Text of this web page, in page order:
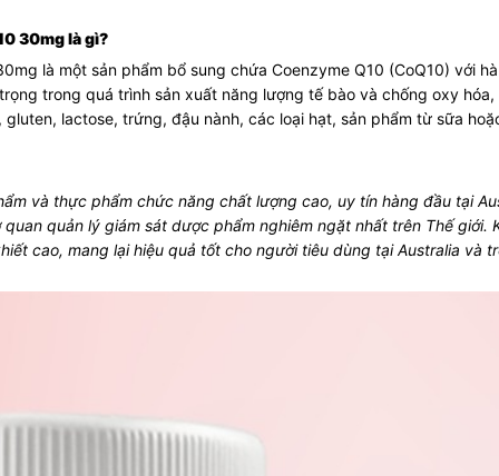
30mg là gì?
là một sản phẩm bổ sung chứa Coenzyme Q10 (CoQ10) với
trong quá trình sản xuất năng lượng tế bào và chống oxy
lactose, trứng, đậu nành, các loại hạt, sản phẩm từ sữa
và thực phẩm chức năng chất lượng cao, uy tín hàng đầu tại
quản lý giám sát dược phẩm nghiêm ngặt nhất trên Thế
cao, mang lại hiệu quả tốt cho người tiêu dùng tại Australia và